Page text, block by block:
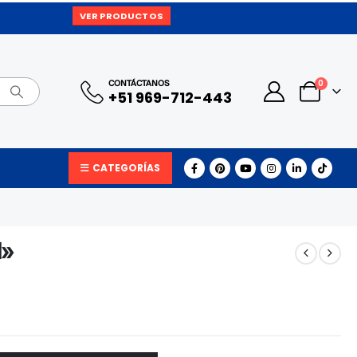
VER PRODUCTOS
CONTÁCTANOS
+51 969-712-443
0
CATEGORÍAS